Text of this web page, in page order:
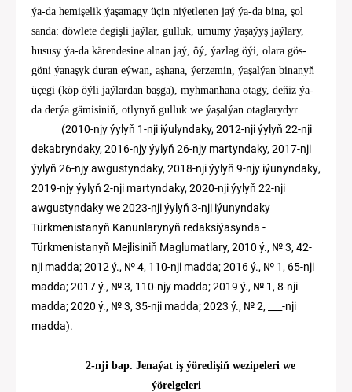
ýa-da hemişelik ýaşamagy üçin niýetlenen jaý ýa-da bina, şol
sanda: döwlete degişli jaýlar, gulluk, umumy ýaşaýyş jaýlary,
hususy ýa-da kärendesine alnan jaý, öý, ýazlag öýi, olara gös-
göni ýanaşyk duran eýwan, aşhana, ýerzemin, ýaşalýan binanyň
üçegi (köp öýli jaýlardan başga), myhmanhana otagy, deňiz ýa-
da derýa gämisiniň, otlynyň gulluk we ýaşalýan otaglarydyr.
(2010-njy ýylyň 1-nji iýulyndaky, 2012-nji ýylyň 22-nji
dekabryndaky, 2016-njy ýylyň 26-njy martyndaky, 2017-nji
ýylyň 26-njy awgustyndaky, 2018-njiýylyň 9-njy iýunyndaky,
2019-njy ýylyň 2-nji martyndaky, 2020-nji ýylyň 22-nji
awgustyndaky we 2023-nji ýylyň 3-nji iýunyndaky
Türkmenistanyň Kanun larynyň redaksiýasynda -
Türkmenistanyň Mejlisiniň Maglumatlary, 2010 ý., №3, 42-
nji madda; 2012 ý., № 4, 110-nji madda; 2016 ý., № 1, 65-nji
madda; 2017 ý., № 3, 110-njy madda; 2019 ý., № 1, 8-nji
madda; 2020 ý., № 3, 35-nji madda;2023 ý., №2,
___-nji
madda).
2-njibap. Jenaýat iş ýöredişiň wezipeleri we
ýörelgeleri